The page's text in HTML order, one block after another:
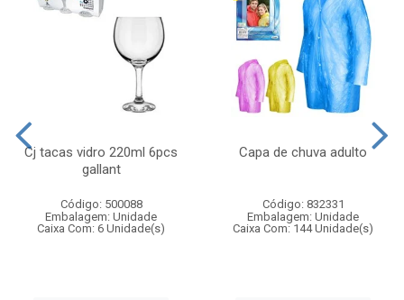
Cj tacas vidro 220ml 6pcs
gallant
Código: 500088
Embalagem: Unidade
Caixa Com: 6 Unidade(s)
Capa de chuva adulto
Código: 832331
Embalagem: Unidade
Caixa Com: 144 Unidade(s)